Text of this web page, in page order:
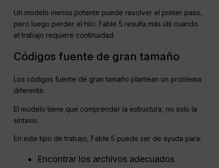
Un modelo menos potente puede resolver el primer paso,
pero luego perder el hilo. Fable 5 resulta más útil cuando
el trabajo requiere continuidad.
Códigos fuente de gran tamaño
Los códigos fuente de gran tamaño plantean un problema
diferente.
El modelo tiene que comprender la estructura, no solo la
sintaxis.
En este tipo de trabajo, Fable 5 puede ser de ayuda para:
Encontrar los archivos adecuados